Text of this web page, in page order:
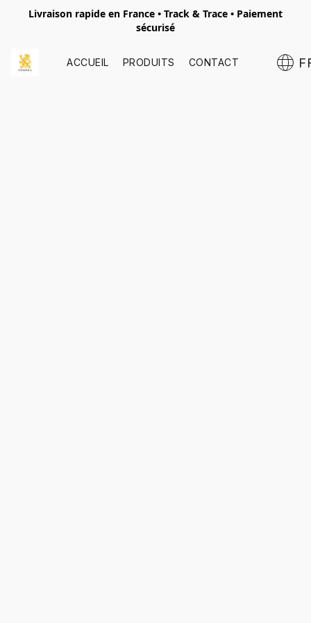
Livraison rapide en France • Track & Trace • Paiement
sécurisé
ACCUEIL PRODUITS CONTACT